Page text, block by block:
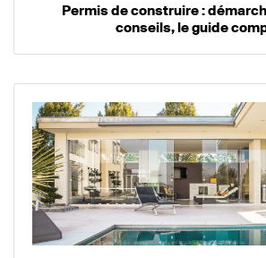
Permis de construire :
conseils, le guide